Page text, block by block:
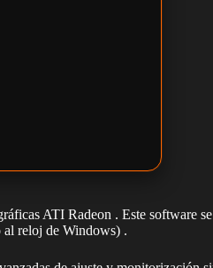
ATI Radeon . Este software
al reloj de Windows) .